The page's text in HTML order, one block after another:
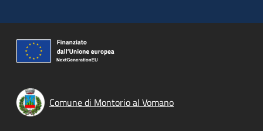
Comune di Montorio al Vomano